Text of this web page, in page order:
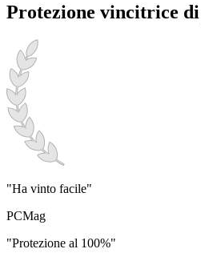
Protezione vincitrice
"Ha vinto facile"
PCMag
"Protezione al 100%"